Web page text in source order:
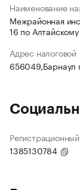
Наименование
Межрайонная
16 по
Адрес налоговой
656049,Барнаул
1385130784